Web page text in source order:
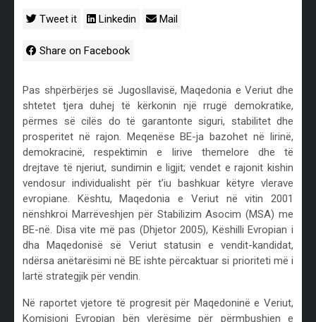
Tweet it Linkedin Mail
Share on Facebook
Pas shpërbërjes së Jugosllavisë, Maqedonia e Veriut dhe
shtetet tjera duhej të kërkonin një rrugë demokratike,
përmes së cilës do të garantonte siguri, stabilitet dhe
prosperitet në rajon. Meqenëse BE-ja bazohet në lirinë,
demokracinë, respektimin e lirive themelore dhe të
drejtave të njeriut, sundimin e ligjit; vendet e rajonit kishin
vendosur individualisht për t’iu bashkuar këtyre vlerave
evropiane. Kështu, Maqedonia e Veriut në vitin 2001
nënshkroi Marrëveshjen për Stabilizim Asocim (MSA) me
BE-në. Disa vite më pas (Dhjetor 2005), Këshilli Evropian i
dha Maqedonisë së Veriut statusin e vendit-kandidat,
ndërsa anëtarësimi në BE ishte përcaktuar si prioriteti më i
lartë strategjik për vendin.
Në raportet vjetore të progresit për Maqedoninë e Veriut,
Komisioni Evropian bën vlerësime për përmbushjen e